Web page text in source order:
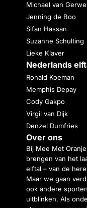
Michael van
Jenning de Boo
Sifan Hassan
Suzanne Schulting
Lieke Klaver
Nederlands
Ronald Koeman
Memphis Depay
Cody Gakpo
Virgil van Dijk
Denzel Dumfries
Over ons
Bij Mee Met
brengen van het
elftal – van de
Maar we gaan
ook andere
uitblinken. Als